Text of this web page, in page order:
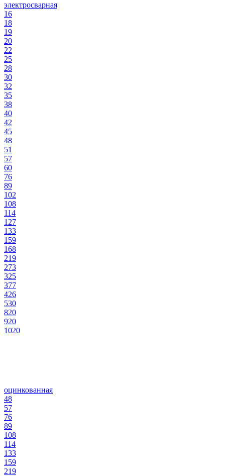
электросварная
16
18
19
20
22
25
28
30
32
35
38
40
42
45
48
51
57
60
76
89
102
108
114
127
133
159
168
219
273
325
377
426
530
820
920
1020
оцинкованная
48
57
76
89
108
114
133
159
219